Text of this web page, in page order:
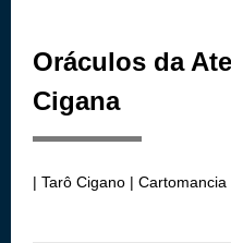
Oráculos da
Cigana
| Tarô Cigano | Cartomancia